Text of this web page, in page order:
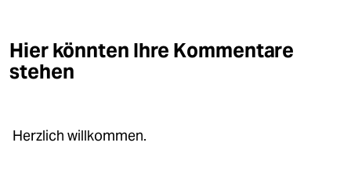
shop
Hier könnten Ihre Kommentare
stehen
Herzlich willkommen.